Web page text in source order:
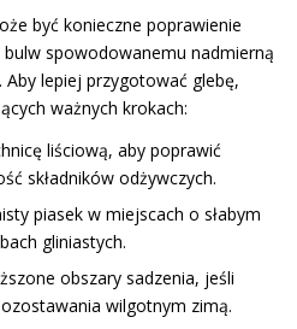
być konieczne poprawienie
spowodowanemu nadmierną
lepiej przygotować glebę,
ważnych krokach:
liściową, aby poprawić
składników odżywczych.
piasek w miejscach o słabym
gliniastych.
obszary sadzenia, jeśli
wilgotnym zimą.